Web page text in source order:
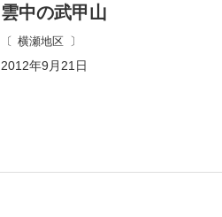
2012年9月21日
横瀬地区
雲中の武甲山